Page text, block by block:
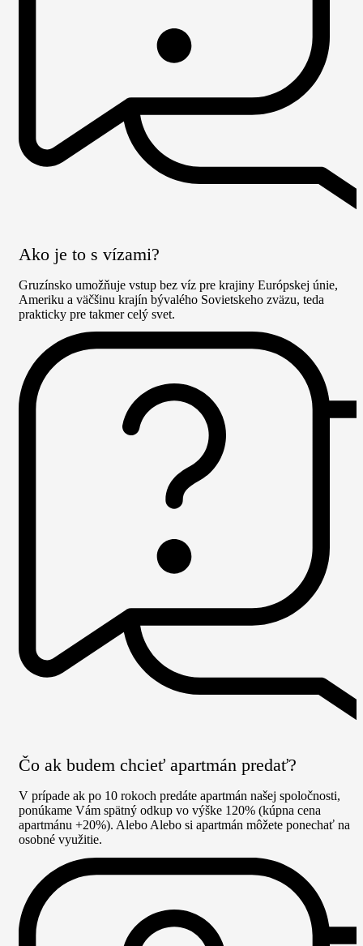
Ako je to s vízami?
Gruzínsko umožňuje vstup bez víz pre krajiny Európskej únie,
Ameriku a väčšinu krajín bývalého Sovietskeho zväzu, teda
prakticky pre takmer celý svet.
Čo ak budem chcieť apartmán predať?
V prípade ak po 10 rokoch predáte apartmán našej spoločnosti,
ponúkame Vám spätný odkup vo výške 120% (kúpna cena
apartmánu +20%). Alebo Alebo si apartmán môžete ponechať na
osobné využitie.